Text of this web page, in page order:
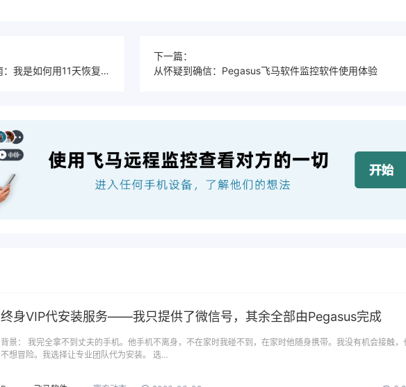
Pegasus飞马软件监控功能实战指南：我是如何用11天恢复全部出轨证据的
下一篇：
从怀疑到确信：Pegasus飞马软件监控软件使用体验
终身VIP代安装服务——我只提供了微信号，其余全部由Pegasus完成
背景： 我完全拿不到丈夫的手机。他手机不离身，不在家时我碰不到，在家时他随身携带。我没有机会接触，
不想冒险。我选择让专业团队代为安装。 选…